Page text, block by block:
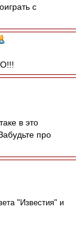
с
в это
про
"Известия" и